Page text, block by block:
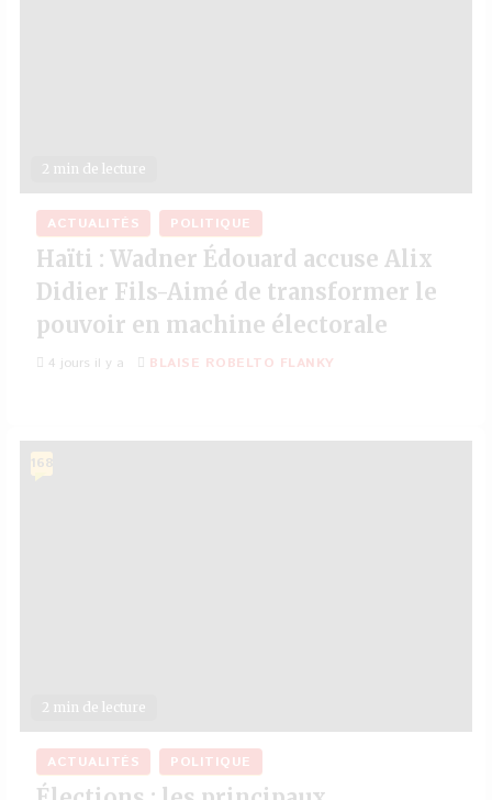
2 min de lecture
ACTUALITÉS POLITIQUE
Haïti : Wadner Édouard accuse Alix
Didier Fils-Aimé de transformer le
pouvoir en machine électorale
4 jours il y a BLAISE ROBELTO FLANKY
2 min de lecture
168
ACTUALITÉS POLITIQUE